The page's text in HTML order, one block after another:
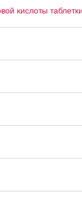
кислоты таблетки